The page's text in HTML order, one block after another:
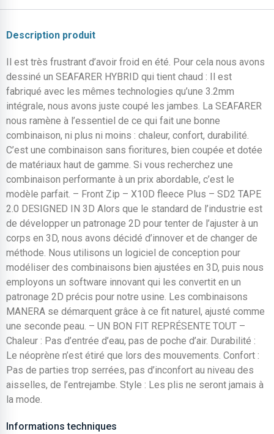
Description produit
Il est très frustrant d’avoir froid en été. Pour cela nous avons
dessiné un SEAFARER HYBRID qui tient chaud : Il est
fabriqué avec les mêmes technologies qu’une 3.2mm
intégrale, nous avons juste coupé les jambes. La SEAFARER
nous ramène à l’essentiel de ce qui fait une bonne
combinaison, ni plus ni moins : chaleur, confort, durabilité.
C’est une combinaison sans fioritures, bien coupée et dotée
de matériaux haut de gamme. Si vous recherchez une
combinaison performante à un prix abordable, c’est le
modèle parfait. – Front Zip – X10D fleece Plus – SD2 TAPE
2.0 DESIGNED IN 3D Alors que le standard de l’industrie est
de développer un patronage 2D pour tenter de l’ajuster à un
corps en 3D, nous avons décidé d’innover et de changer de
méthode. Nous utilisons un logiciel de conception pour
modéliser des combinaisons bien ajustées en 3D, puis nous
employons un software innovant qui les convertit en un
patronage 2D précis pour notre usine. Les combinaisons
MANERA se démarquent grâce à ce fit naturel, ajusté comme
une seconde peau. – UN BON FIT REPRÉSENTE TOUT –
Chaleur : Pas d’entrée d’eau, pas de poche d’air. Durabilité :
Le néoprène n’est étiré que lors des mouvements. Confort :
Pas de parties trop serrées, pas d’inconfort au niveau des
aisselles, de l’entrejambe. Style : Les plis ne seront jamais à
la mode.
Informations techniques